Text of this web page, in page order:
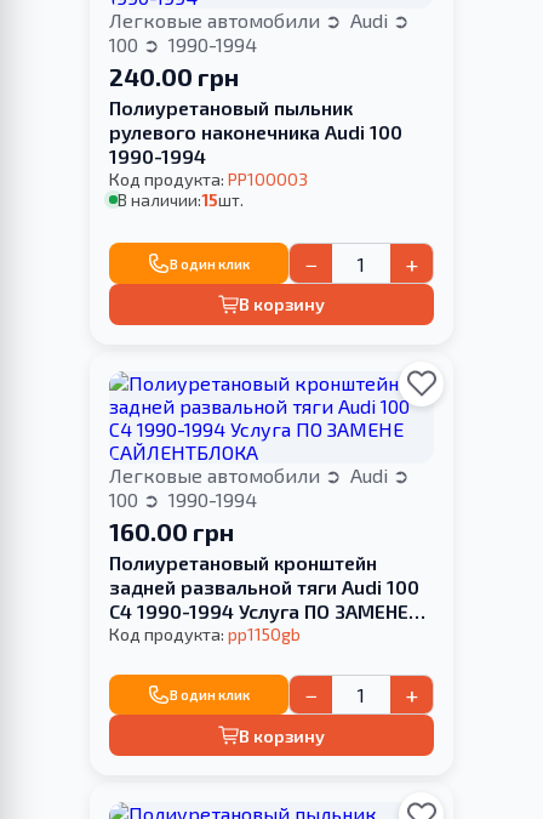
Легковые автомобили
Audi
100
1990-1994
240.00 грн
Полиуретановый пыльник
рулевого наконечника Audi 100
1990-1994
Код продукта: PP100003
В наличии:15шт.
В один клик − +
В корзину
Легковые автомобили
Audi
100
1990-1994
160.00 грн
Полиуретановый кронштейн
задней развальной тяги Audi 100
С4 1990-1994 Услуга ПО ЗАМЕНЕ
САЙЛЕНТБЛОКА
Код продукта: pp1150gb
В один клик − +
В корзину